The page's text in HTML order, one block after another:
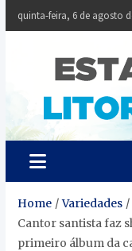
quinta-feira, 6 de agosto
Home
Variedades
Cantor santista faz
primeiro álbum da